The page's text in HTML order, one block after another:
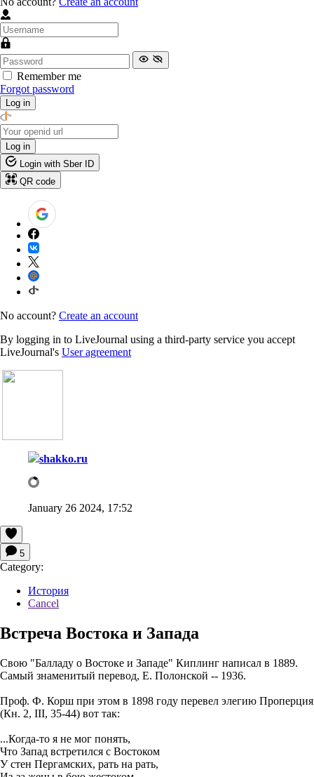
Remember me
Forgot password
Log in
Log in
Login with Sber ID
QR code
No account? Create an account
By logging in to LiveJournal using a third-party service you accept
LiveJournal's User agreement
shakko.ru
January 26 2024, 17:52
5
Category:
История
Cancel
Встреча Востока и Запада
Свою "Балладу о Востоке и Западе" Киплинг написал в 1889.
Самый знаменитый перевод, Е. Полонской -- 1936.
Проф. Ф. Корш при этом в 1898 году перевел элегию Проперция
(Кн. 2, III, 35-44) вот так:
...Когда-то я не мог понять,
Что Запад встретился с Востоком
У стен Пергамских, рать на рать,